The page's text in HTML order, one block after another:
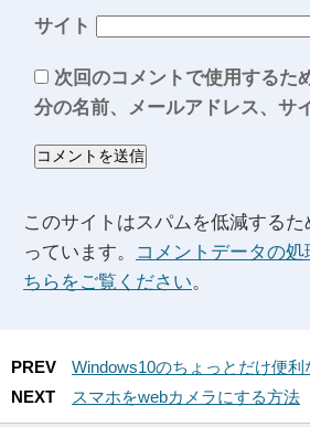
サイト
次回のコメントで使用するた
分の名前、メールアドレス、サ
このサイトはスパムを低減する
っています。
コメントデータの
ちらをご覧ください。
PREV
Windows10のちょっとだけ便利
NEXT
スマホをwebカメラにする方法